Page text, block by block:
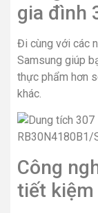
gia đình
Đi cùng với các
Samsung giúp
thực phẩm hơn
khác.
Công
tiết kiệm